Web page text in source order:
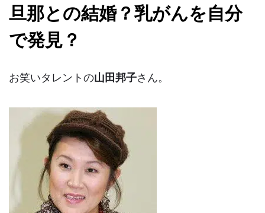
旦那との結婚？乳がんを自分
で発見？
お笑いタレントの山田邦子さん。